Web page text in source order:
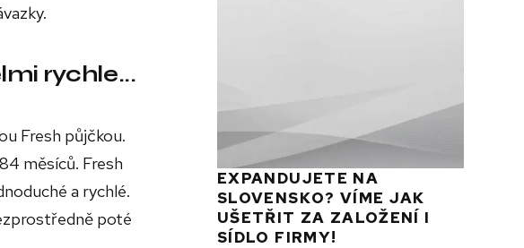
rychle...
Fresh půjčkou.
měsíců. Fresh
a rychlé.
poté
EXPANDUJETE NA
SLOVENSKO? VÍME JAK
UŠETŘIT ZA ZALOŽENÍ I
SÍDLO FIRMY!